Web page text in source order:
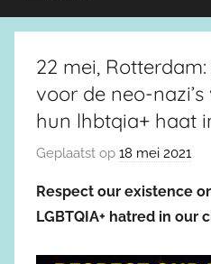
22 mei,
voor de neo-
hun lhbtqia+ haat
Geplaatst op 18 mei 2021
Respect our existence
LGBTQIA+ hatred in our